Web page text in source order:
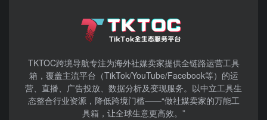
TKTOC跨境导航​专注为海外社媒卖家提供全链路运营工具
箱，覆盖主流平台（TikTok/YouTube/Facebook等）​的运
营、直播、广告投放、数据分析及变现服务。以中立工具生
态整合行业资源，降低跨境门槛——“做社媒卖家的万能工
具箱，让全球生意更高效。”